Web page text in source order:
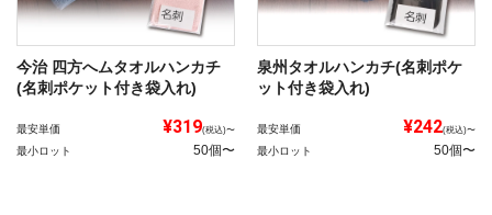
今治 四方へムタオルハンカチ
(名刺ポケット付き袋入れ)
最安単価 ¥319(税込)〜
最小ロット 50個〜
泉州タオルハンカチ(名刺ポケ
ット付き袋入れ)
最安単価 ¥242(税込)〜
最小ロット 50個〜